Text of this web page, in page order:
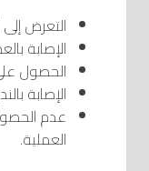
التعرض إلى
الإصابة
الحصول
الإصابة
عدم
العملية.